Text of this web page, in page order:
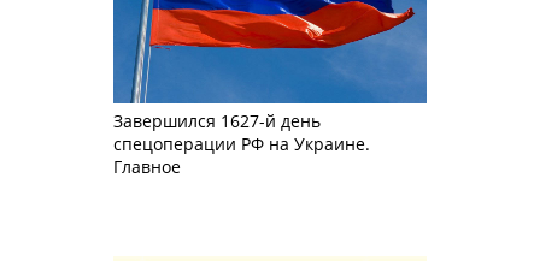
Завершился 1627-й день
спецоперации РФ на Украине.
Главное